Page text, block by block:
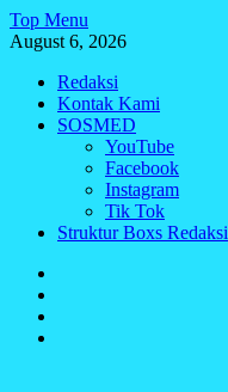
Skip
to
Top Menu
August 6, 2026
Redaksi
Kontak Kami
SOSMED
YouTube
Facebook
Instagram
Tik Tok
Struktur Boxs Redaksi